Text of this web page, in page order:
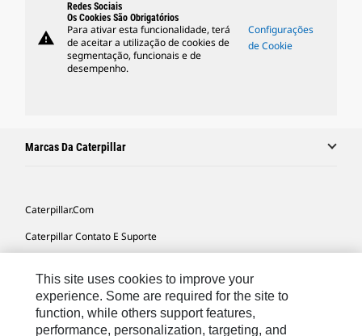
warning
Redes Sociais
Os Cookies São Obrigatórios
Para ativar esta funcionalidade, terá
de aceitar a utilização de cookies de
segmentação, funcionais e de
desempenho.
Configurações
de Cookie
Marcas Da Caterpillar
Caterpillar.com
Caterpillar Contato E Suporte
Mapa Do Local
Cookie Settings
This site uses cookies to improve your
experience. Some are required for the site to
function, while others support features,
performance, personalization, targeting, and